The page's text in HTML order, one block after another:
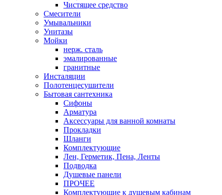
Чистящее средство
Смесители
Умывальники
Унитазы
Мойки
нерж. сталь
эмалированные
гранитные
Инсталяции
Полотенцесушители
Бытовая сантехника
Сифоны
Арматура
Аксессуары для ванной комнаты
Прокладки
Шланги
Комплектующие
Лен, Герметик, Пена, Ленты
Подводка
Душевые панели
ПРОЧЕЕ
Комплектующие к душевым кабинам